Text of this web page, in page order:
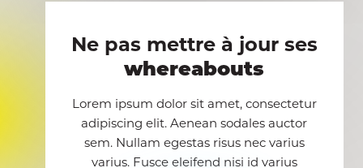
Ne pas mettre à jour ses
whereabouts
Lorem ipsum dolor sit amet, consectetur
adipiscing elit. Aenean sodales auctor
sem. Nullam egestas risus nec varius
varius. Fusce eleifend nisi id varius